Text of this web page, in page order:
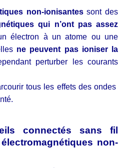
non-ionisantessont des
qui n’ont pas assez
électron à un atome ou une
ne peuvent pas ioniser la
perturber les courants
tous les effets des ondes
connectés sans fil
non-